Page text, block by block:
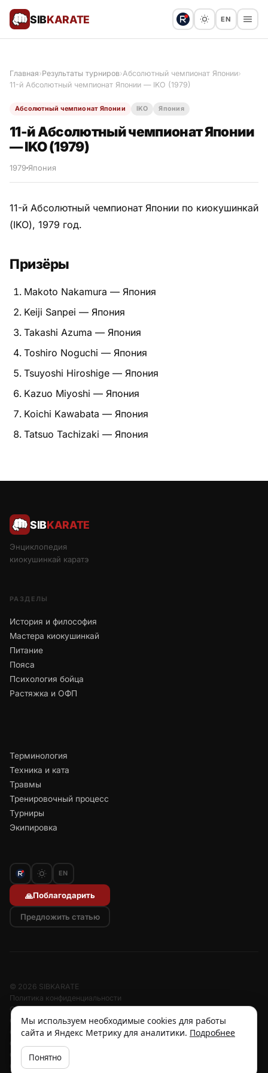
SIBKARATE EN
Результаты турниров
Мастера киокушинкай
Питание
Пояса
Растяжка и ОФП
Терминология
Экипировка
Главная›Результаты турниров›Абсолютный чемпионат Японии›
11-й Абсолютный чемпионат Японии — IKO (1979)
Абсолютный чемпионат Японии IKO Япония
11-й Абсолютный чемпионат Японии
— IKO (1979)
1979 Япония
11-й Абсолютный чемпионат Японии по киокушинкай
(IKO), 1979 год.
Призёры
Makoto Nakamura — Япония
Keiji Sanpei — Япония
Takashi Azuma — Япония
Toshiro Noguchi — Япония
Tsuyoshi Hiroshige — Япония
Kazuo Miyoshi — Япония
Koichi Kawabata — Япония
Tatsuo Tachizaki — Япония
SIBKARATE
Энциклопедия
киокушинкай каратэ
РАЗДЕЛЫ
История и философия
Мастера киокушинкай
Питание
Пояса
Психология бойца
Растяжка и ОФП
Терминология
Техника и ката
Травмы
Тренировочный процесс
Турниры
Экипировка
EN
🙏Поблагодарить
Предложить статью
© 2026 SIBKARATE
Политика конфиденциальности
Отписаться от рассылок
Согласие на обработку персональных данных
Согласие на рассылку
Отзыв согласия
Cookies
Об авторе
Мы используем необходимые cookies для работы
сайта и Яндекс Метрику для аналитики. Подробнее
Понятно